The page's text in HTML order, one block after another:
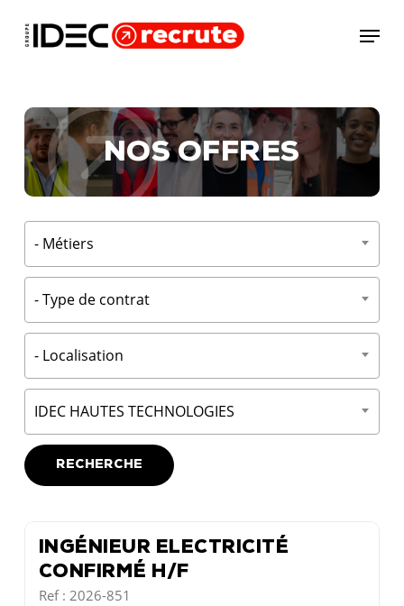
Menu
NOS OFFRES
- Métiers
- Type de contrat
- Localisation
IDEC HAUTES TECHNOLOGIES
INGÉNIEUR ELECTRICITÉ
CONFIRMÉ H/F
Ref : 2026-851